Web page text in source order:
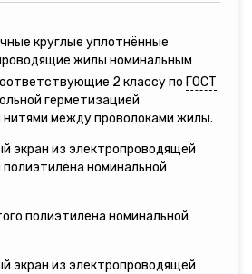
круглые уплотнённые
жилы номинальным
2 классу по ГОСТ
герметизацией
между проволоками жилы.
экран из электропроводящей
номинальной
полиэтилена номинальной
экран из электропроводящей